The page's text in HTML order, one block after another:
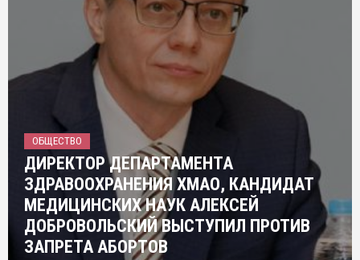
ОБЩЕСТВО
ДИРЕКТОР ДЕПАРТАМЕНТА
ЗДРАВООХРАНЕНИЯ ХМАО, КАНДИДАТ
МЕДИЦИНСКИХ НАУК АЛЕКСЕЙ
ДОБРОВОЛЬСКИЙ ВЫСТУПИЛ ПРОТИВ
ЗАПРЕТА АБОРТОВ